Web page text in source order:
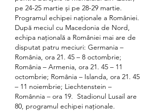
pe 24-25 martie și pe 28-29 martie.
Programul echipei naționale a României.
După meciul cu Macedonia de Nord,
echipa națională a României mai are de
disputat patru meciuri: Germania –
România, ora 21. 45 – 8 octombrie;
România – Armenia, ora 21. 45 – 11
octombrie; România – Islanda, ora 21. 45
– 11 noiembrie; Liechtenstein –
Românnia – ora 19.  Stadionul Lusail are
80, programul echipei naționale.